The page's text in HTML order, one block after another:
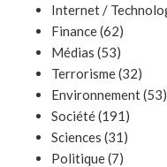
Internet /
Finance(62)
Médias (53)
Terrorisme(32)
Environnement(53)
Société(191)
Sciences (31)
Politique(7)